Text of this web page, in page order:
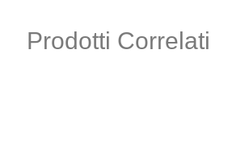
Prodotti Correlati